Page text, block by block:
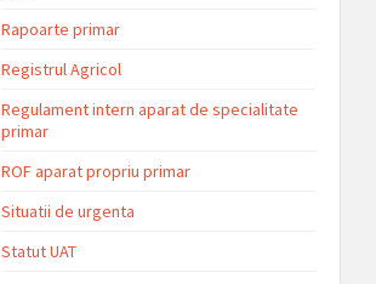
Rapoarte primar
Registrul Agricol
Regulament intern aparat de specialitate
primar
ROF aparat propriu primar
Situatii de urgenta
Statut UAT